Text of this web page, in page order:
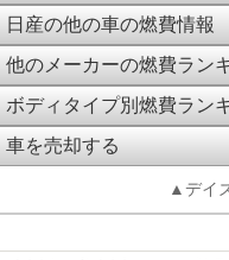
日産の他の車の燃費情報
他のメーカーの燃費ラン
ボディタイプ別燃費ラン
車を売却する
▲デイ